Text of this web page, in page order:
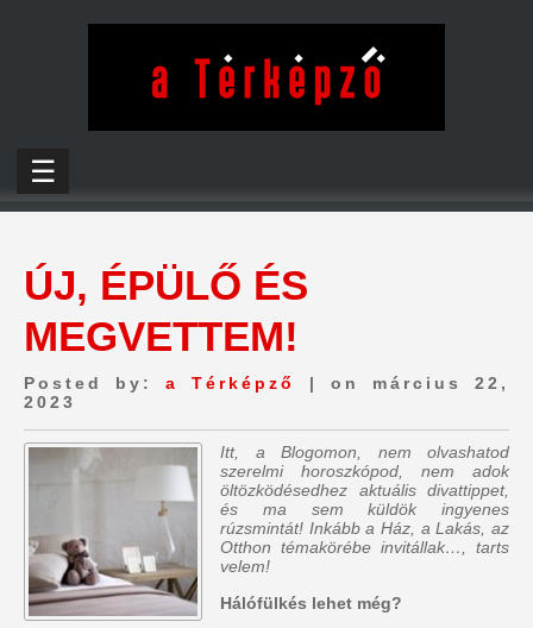
☰
ÚJ, ÉPÜLŐ ÉS
MEGVETTEM!
Posted by:a Térképző
| on március 22,
2023
Itt, a Blogomon, nem olvashatod
szerelmi horoszkópod, nem adok
öltözködésedhez aktuális divattippet,
és ma sem küldök ingyenes
rúzsmintát! Inkább a Ház, a Lakás, az
Otthon témakörébe invitállak…, tarts
velem!
Hálófülkés lehet még?